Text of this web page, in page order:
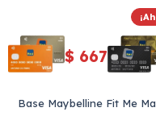
$ 667
Base Maybelline Fit Me